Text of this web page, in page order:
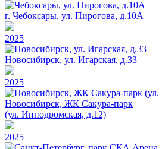
г. Чебоксары, ул. Пирогова, д.10А
2025
Новосибирск, ул. Игарская, д.33
2025
Новосибирск, ЖК Сакура-парк
(ул. Ипподромская, д.12)
2025